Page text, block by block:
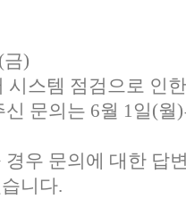
금)
시스템 점검으로 인
문의는 6월 1일(
우 문의에 대한 답
니다.